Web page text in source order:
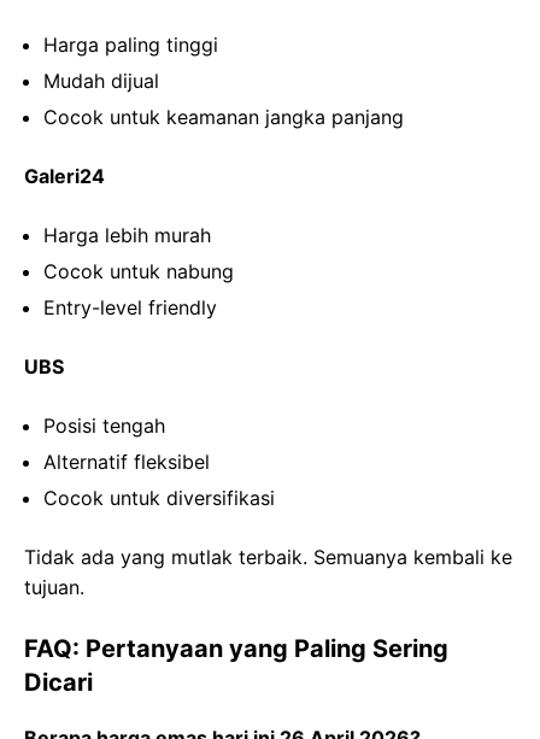
Harga paling tinggi
Mudah dijual
Cocok untuk keamanan jangka panjang
Galeri24
Harga lebih murah
Cocok untuk nabung
Entry-level friendly
UBS
Posisi tengah
Alternatif fleksibel
Cocok untuk diversifikasi
Tidak ada yang mutlak terbaik. Semuanya kembali ke
tujuan.
FAQ: Pertanyaan yang Paling Sering
Dicari